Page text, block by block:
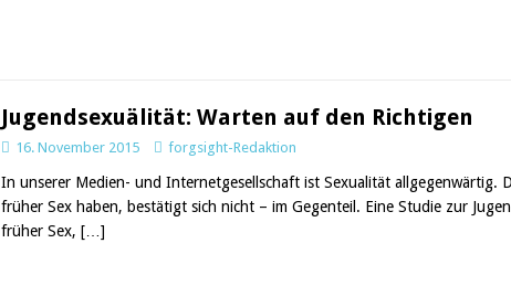
Jugendsexuälität: Warten auf den Richtigen
16. November 2015 forgsight-Redaktion
In unserer Medien- und Internetgesellschaft ist Sexualität allgegenwärtig.
früher Sex haben, bestätigt sich nicht – im Gegenteil. Eine Studie zur
früher Sex, […]